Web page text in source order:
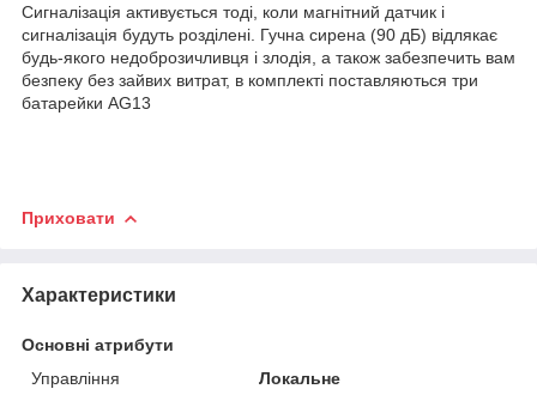
Сигналізація активується тоді, коли магнітний датчик і
сигналізація будуть розділені. Гучна сирена (90 дБ) відлякає
будь-якого недоброзичливця і злодія, а також забезпечить вам
безпеку без зайвих витрат, в комплекті поставляються три
батарейки AG13
Приховати
Характеристики
Основні атрибути
Управління
Локальне